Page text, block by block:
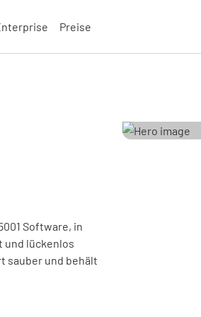
Preise
Software, in
und lückenlos
sauber und behält